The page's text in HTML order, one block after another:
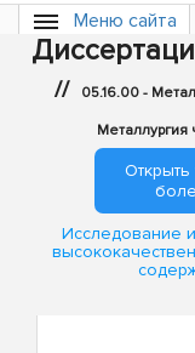
Меню сайта
// 05.16.00 -
Металлургия
Исследование